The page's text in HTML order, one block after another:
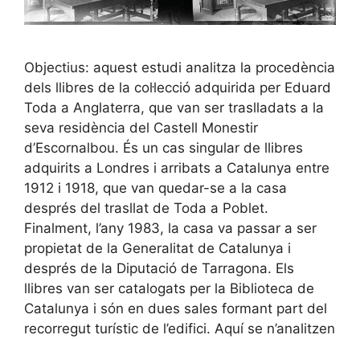
Objectius: aquest estudi analitza la procedència
dels llibres de la col·lecció adquirida per Eduard
Toda a Anglaterra, que van ser traslladats a la
seva residència del Castell Monestir
d’Escornalbou. És un cas singular de llibres
adquirits a Londres i arribats a Catalunya entre
1912 i 1918, que van quedar-se a la casa
després del trasllat de Toda a Poblet.
Finalment, l’any 1983, la casa va passar a ser
propietat de la Generalitat de Catalunya i
després de la Diputació de Tarragona. Els
llibres van ser catalogats per la Biblioteca de
Catalunya i són en dues sales formant part del
recorregut turístic de l’edifici. Aquí se n’analitzen